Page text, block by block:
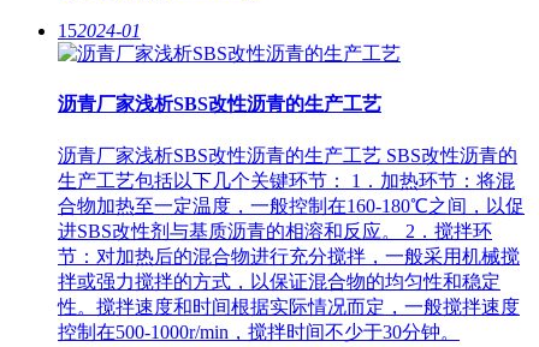
152024-01
沥青厂家浅析SBS改性沥青的生产工艺
沥青厂家浅析SBS改性沥青的生产工艺 SBS改性沥青的
生产工艺包括以下几个关键环节： 1．加热环节：将混
合物加热至一定温度，一般控制在160-180℃之间，以促
进SBS改性剂与基质沥青的相溶和反应。 2．搅拌环
节：对加热后的混合物进行充分搅拌，一般采用机械搅
拌或强力搅拌的方式，以保证混合物的均匀性和稳定
性。搅拌速度和时间根据实际情况而定，一般搅拌速度
控制在500-1000r/min，搅拌时间不少于30分钟。